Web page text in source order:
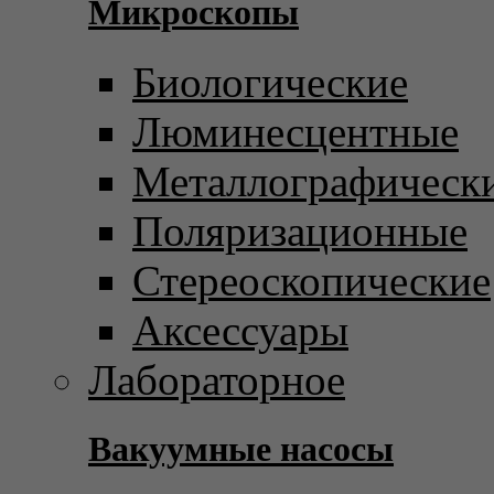
Микроскопы
Биологические
Люминесцентные
Поляризационные
Стереоскопические
Аксессуары
Лабораторное
Вакуумные насосы